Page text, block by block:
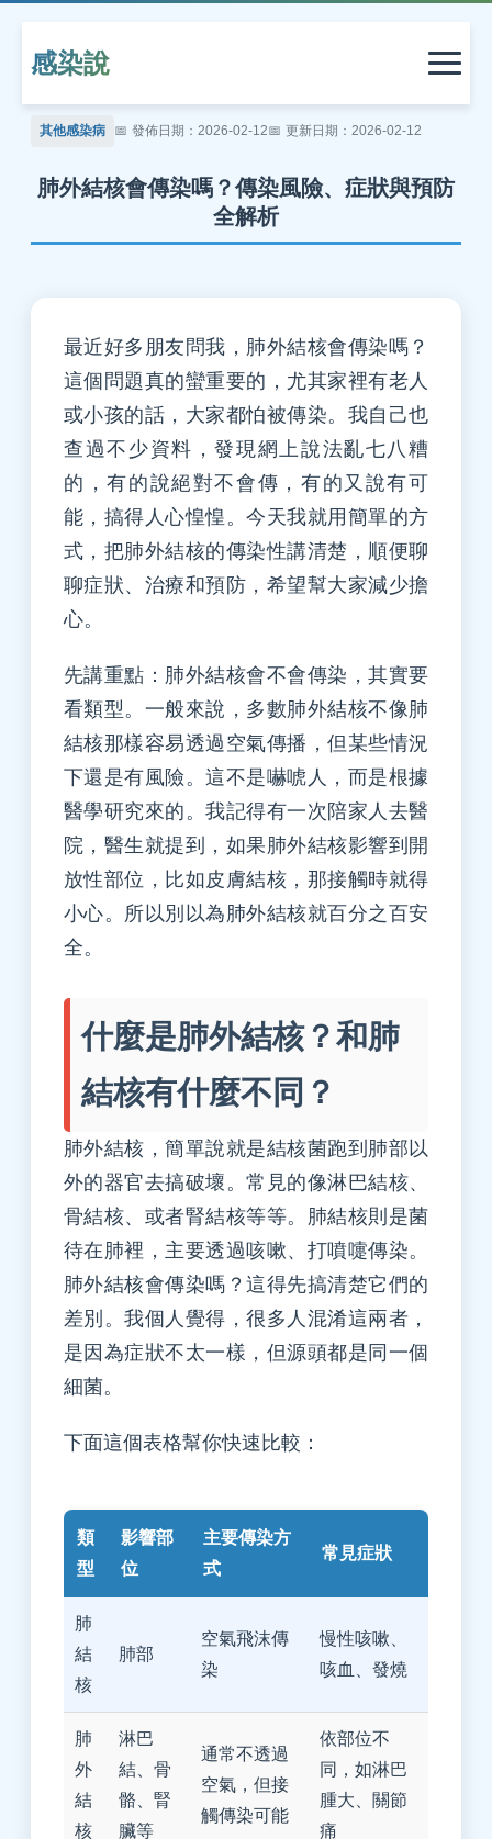
感染說
其他感染病 發佈日期：2026-02-12 更新日期：2026-02-12
肺外結核會傳染嗎？傳染風險、症狀與預防
全解析
最近好多朋友問我，肺外結核會傳染嗎？
這個問題真的蠻重要的，尤其家裡有老人
或小孩的話，大家都怕被傳染。我自己也
查過不少資料，發現網上說法亂七八糟
的，有的說絕對不會傳，有的又說有可
能，搞得人心惶惶。今天我就用簡單的方
式，把肺外結核的傳染性講清楚，順便聊
聊症狀、治療和預防，希望幫大家減少擔
心。
先講重點：肺外結核會不會傳染，其實要
看類型。一般來說，多數肺外結核不像肺
結核那樣容易透過空氣傳播，但某些情況
下還是有風險。這不是嚇唬人，而是根據
醫學研究來的。我記得有一次陪家人去醫
院，醫生就提到，如果肺外結核影響到開
放性部位，比如皮膚結核，那接觸時就得
小心。所以別以為肺外結核就百分之百安
全。
什麼是肺外結核？和肺
結核有什麼不同？
肺外結核，簡單說就是結核菌跑到肺部以
外的器官去搞破壞。常見的像淋巴結核、
骨結核、或者腎結核等等。肺結核則是菌
待在肺裡，主要透過咳嗽、打噴嚏傳染。
肺外結核會傳染嗎？這得先搞清楚它們的
差別。我個人覺得，很多人混淆這兩者，
是因為症狀不太一樣，但源頭都是同一個
細菌。
下面這個表格幫你快速比較：
類
型
影響部
位
主要傳染方
式
常見症狀
肺
結
核
肺部
空氣飛沫傳
染
慢性咳嗽、
咳血、發燒
肺
外
結
核
淋巴
結、骨
骼、腎
臟等
通常不透過
空氣，但接
觸傳染可能
依部位不
同，如淋巴
腫大、關節
痛